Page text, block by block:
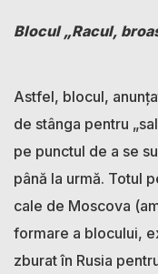
Blocul „Racul,
Astfel, blocul,
de stânga pentru
pe punctul de a se
până la urmă. Totul
cale de Moscova
formare a blocului,
zburat în Rusia